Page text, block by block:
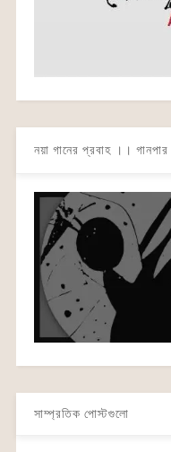
নয়া গানের প্রবাহ ।। গানপার
সাম্প্রতিক পোস্টগুলো